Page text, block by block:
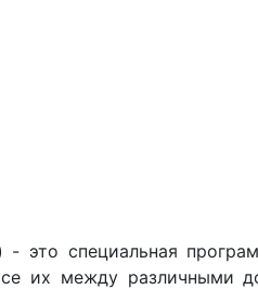
- это специальная
их между различными